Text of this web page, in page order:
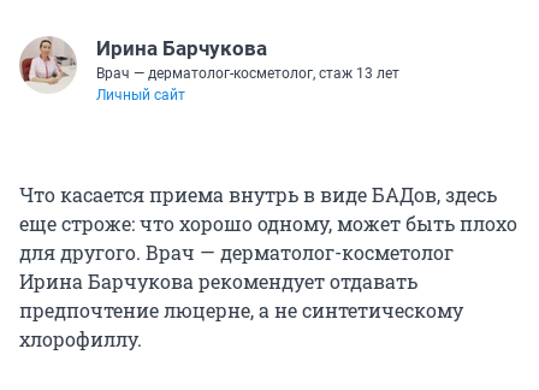
Ирина Барчукова
Врач — дерматолог-косметолог, стаж 13 лет
Личный сайт
Что касается приема внутрь в виде БАДов, здесь
еще строже: что хорошо одному, может быть плохо
для другого. Врач — дерматолог-косметолог
Ирина Барчукова рекомендует отдавать
предпочтение люцерне, а не синтетическому
хлорофиллу.